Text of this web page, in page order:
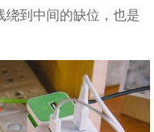
绕到中间的缺位，也是